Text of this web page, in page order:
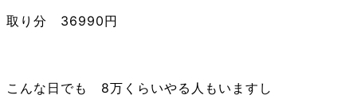
取り分 36990円
こんな日でも 8万くらいやる人もいますし